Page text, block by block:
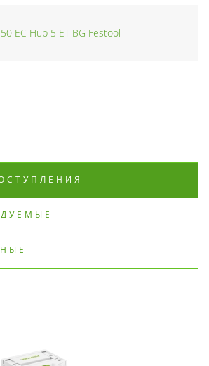
EC Hub 5 ET-BG Festool